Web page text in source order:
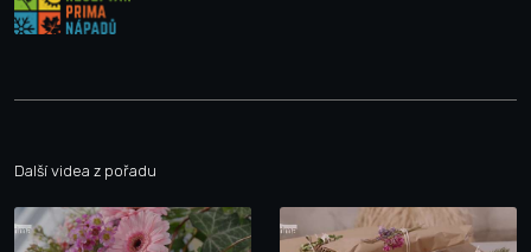
Další videa z pořadu